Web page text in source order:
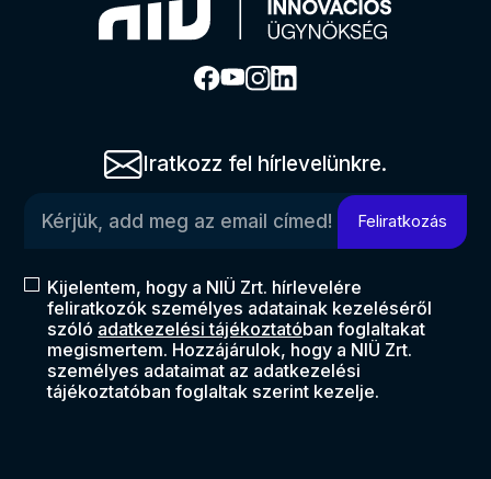
Iratkozz fel hírlevelünkre.
Feliratkozás
Kijelentem, hogy a NIÜ Zrt. hírlevelére
feliratkozók személyes adatainak kezeléséről
szóló adatkezelési tájékoztatóban foglaltakat
megismertem. Hozzájárulok, hogy a NIÜ Zrt.
személyes adataimat az adatkezelési
tájékoztatóban foglaltak szerint kezelje.